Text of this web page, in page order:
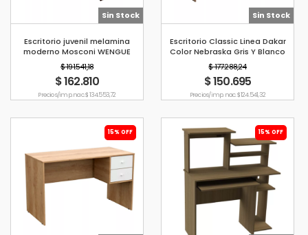
Sin Stock
Escritorio juvenil melamina
moderno Mosconi WENGUE
$ 191.541,18
$ 162.810
Precio s/imp. nac. $ 134.553,72
Sin Stock
Escritorio Classic Linea Dakar
Color Nebraska Gris Y Blanco
Mosconi
$ 177.288,24
$ 150.695
Precio s/imp. nac. $ 124.541,32
15% OFF 15% OFF